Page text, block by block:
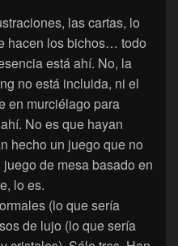
las cartas, lo
hacen los bichos… todo
está ahí. No, la
no está incluida, ni el
en murciélago para
No es que hayan
hecho un juego que no
de mesa basado en
lo es.
(lo que sería
de lujo (lo que sería